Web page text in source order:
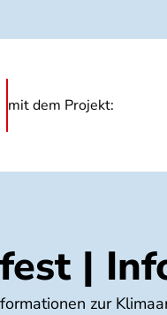
mit dem Projekt:
Starkregen
|
zur